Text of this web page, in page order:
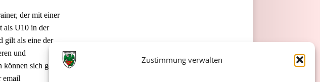
Zustimmung verwalten
der mit einer
als U10 in der
gilt als eine der
und
sich gerne
email